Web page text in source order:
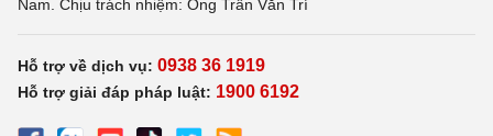
Nam. Chịu trách nhiệm: Ông Trần Văn Trí
Hỗ trợ về dịch vụ: 0938 36 1919
Hỗ trợ giải đáp pháp luật: 1900 6192